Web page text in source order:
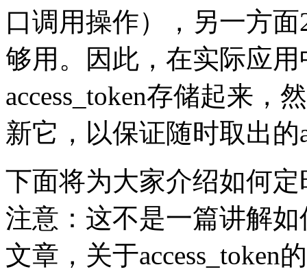
口调用操作），另一方
够用。因此，在实际应
access_token存储起来，
新它，以保证随时取出的
下面将为大家介绍如何定
注意：这不是一篇讲解如
文章，关于access_token